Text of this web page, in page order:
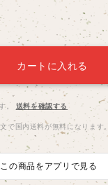
カートに入れる
。 送料を確認する
国内送料が無料になります。
この商品をアプリで見る